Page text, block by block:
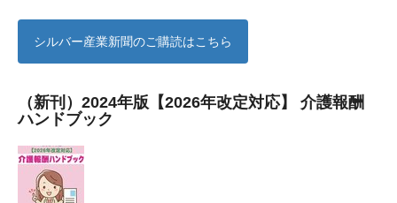
シルバー産業新聞のご購読はこちら
（新刊）2024年版【2026年改定対応】 介護報酬
ハンドブック